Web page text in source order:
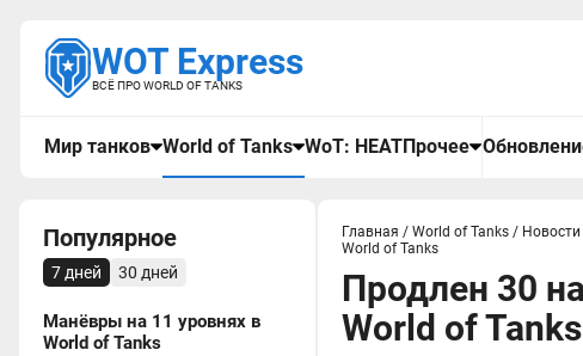
WOT Express
ВСЁ ПРО WORLD OF TANKS
Мир танков World of Tanks WoT: HEATПрочее
Популярное
7 дней 30 дней
Манёвры на 11 уровнях в
World of Tanks
Главная / World of Tanks / Новости
World of Tanks
Продлен 30
World of Tanks